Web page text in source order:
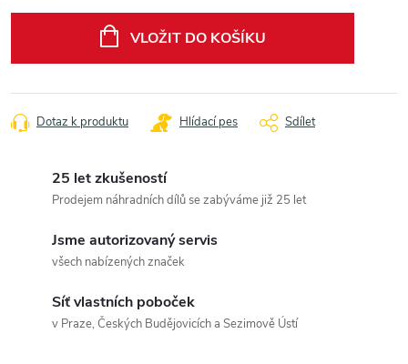
VLOŽIT DO KOŠÍKU
Dotaz k produktu Hlídací pes Sdílet
25 let zkušeností
Prodejem náhradních dílů se zabýváme již 25 let
Jsme autorizovaný servis
všech nabízených značek
Síť vlastních poboček
v Praze, Českých Budějovicích a Sezimově Ústí